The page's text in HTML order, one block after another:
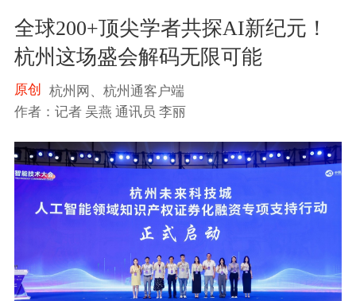
全球200+顶尖学者共探AI新纪元！
杭州这场盛会解码无限可能
原创
杭州网、杭州通客户端
作者：记者 吴燕 通讯员 李丽